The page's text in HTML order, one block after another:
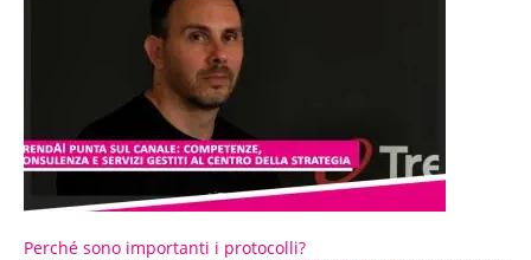
Perché sono importanti i protocolli?